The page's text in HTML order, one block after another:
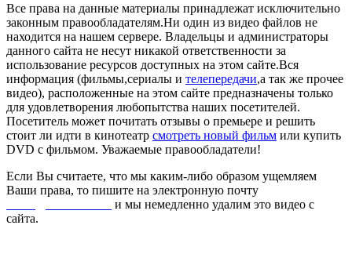
Все права на данные материалы принадлежат исключительно
законным правообладателям.Ни один из видео файлов не
находится на нашем сервере. Владельцы и администраторы
данного сайта не несут никакой ответственности за
использование ресурсов доступных на этом сайте.Вся
информация (фильмы,сериалы и телепередачи,а так же прочее
видео), расположенные на этом сайте предназначены только
для удовлетворения любопытства наших посетителей.
Посетитель может почитать отзывы о премьере и решить
стоит ли идти в кинотеатр смотреть новый фильм или купить
DVD с фильмом. Уважаемые правообладатели!
Если Вы считаете, что мы каким-либо образом ущемляем
Ваши права, то пишите на электронную почту
и мы немедленно удалим это видео с
сайта.